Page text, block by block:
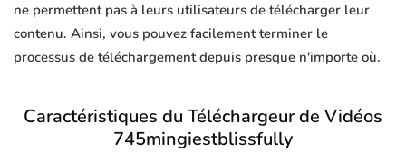
ne permettent pas à leurs utilisateurs de télécharger leur
contenu. Ainsi, vous pouvez facilement terminer le
processus de téléchargement depuis presque n'importe où.
Caractéristiques du Téléchargeur de Vidéos
745mingiestblissfully